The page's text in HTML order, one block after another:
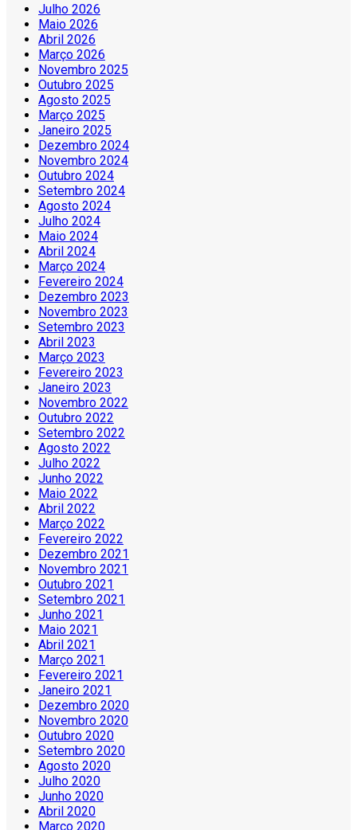
Julho 2026
Maio 2026
Abril 2026
Março 2026
Novembro 2025
Outubro 2025
Agosto 2025
Março 2025
Janeiro 2025
Dezembro 2024
Novembro 2024
Outubro 2024
Setembro 2024
Agosto 2024
Julho 2024
Maio 2024
Abril 2024
Março 2024
Fevereiro 2024
Dezembro 2023
Novembro 2023
Setembro 2023
Abril 2023
Março 2023
Fevereiro 2023
Janeiro 2023
Novembro 2022
Outubro 2022
Setembro 2022
Agosto 2022
Julho 2022
Junho 2022
Maio 2022
Abril 2022
Março 2022
Fevereiro 2022
Dezembro 2021
Novembro 2021
Outubro 2021
Setembro 2021
Junho 2021
Maio 2021
Abril 2021
Março 2021
Fevereiro 2021
Janeiro 2021
Dezembro 2020
Novembro 2020
Outubro 2020
Setembro 2020
Agosto 2020
Julho 2020
Junho 2020
Abril 2020
Março 2020